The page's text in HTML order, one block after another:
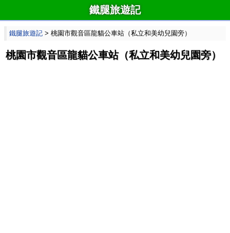
鐵腿旅遊記
鐵腿旅遊記 > 桃園市觀音區龍貓公車站（私立和美幼兒園旁）
桃園市觀音區龍貓公車站（私立和美幼兒園旁）